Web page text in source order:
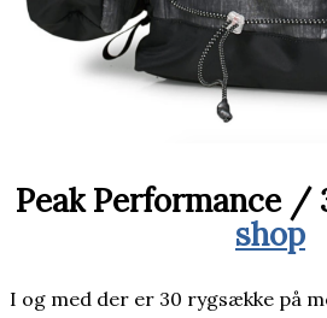
Peak Performance /
shop
I og med der er 30 rygsække på